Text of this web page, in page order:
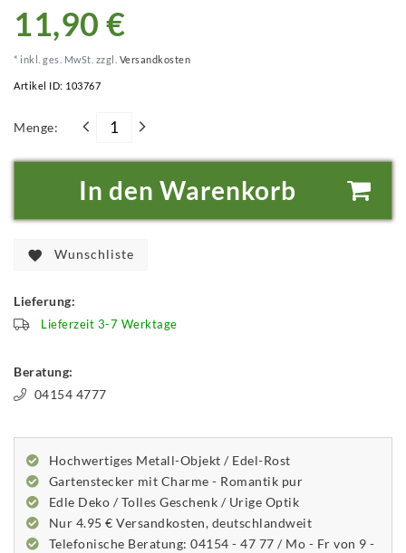
11,90 €
* inkl. ges. MwSt. zzgl. Versandkosten
Artikel ID: 103767
Menge:
In den Warenkorb
Wunschliste
Lieferung:
Lieferzeit 3-7 Werktage
Beratung:
04154 4777
Hochwertiges Metall-Objekt / Edel-Rost
Gartenstecker mit Charme - Romantik pur
Edle Deko / Tolles Geschenk / Urige Optik
Nur 4.95 € Versandkosten, deutschlandweit
Telefonische Beratung: 04154 - 47 77 / Mo - Fr von 9 -